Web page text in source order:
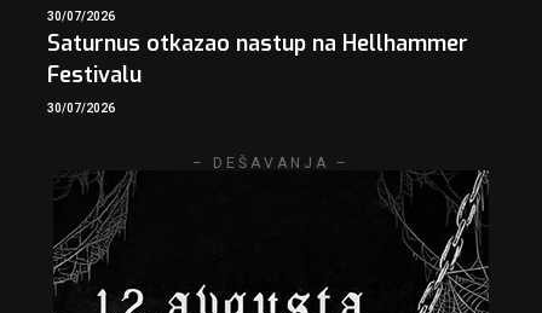
30/07/2026
Saturnus otkazao nastup na Hellhammer
Festivalu
30/07/2026
– DEŠAVANJA –